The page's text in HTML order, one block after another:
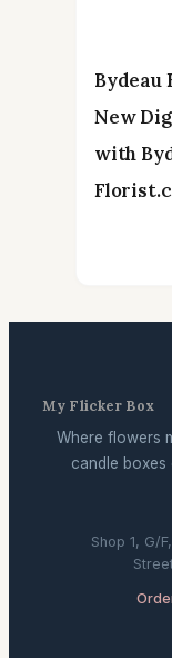
Bydeau
New
with
My Flicker Box
Where flowers
candle boxes
Shop 1, G/